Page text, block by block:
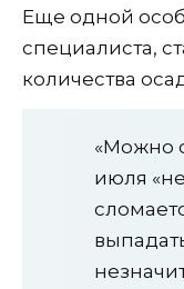
Еще одной
специалиста,
количества
«Можно
июля